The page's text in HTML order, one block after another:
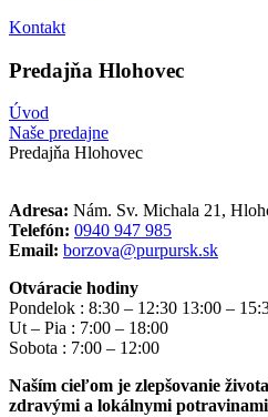
Kontakt
Predajňa Hlohovec
Úvod
Naše predajne
Predajňa Hlohovec
Adresa: Nám. Sv. Michala 21,
Telefón: 0940 947 985
Email: borzova@purpursk.sk
Otváracie hodiny
Pondelok : 8:30 – 12:30 13:00 –
Ut – Pia : 7:00 – 18:00
Sobota : 7:00 – 12:00
Naším cieľom je zlepšovanie
zdravými a lokálnymi